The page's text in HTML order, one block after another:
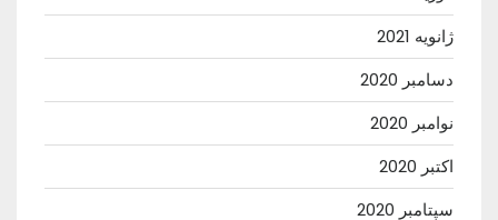
ژانویه 2021
دسامبر 2020
نوامبر 2020
اکتبر 2020
سپتامبر 2020